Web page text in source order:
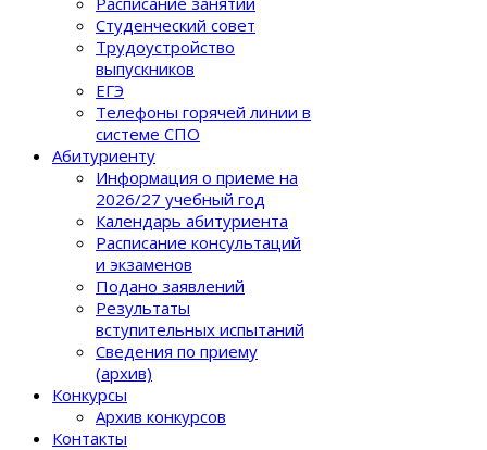
Студенческий совет
Трудоустройство
выпускников
ЕГЭ
Телефоны горячей линии в
системе СПО
Абитуриенту
Информация о приеме на
2026/27 учебный год
Календарь абитуриента
Расписание консультаций
и экзаменов
Подано заявлений
Результаты
вступительных испытаний
Сведения по приему
(архив)
Конкурсы
Архив конкурсов
Контакты